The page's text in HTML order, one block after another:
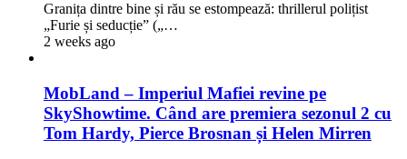
Granița dintre bine și rău se estompează: thrillerul polițist
„Furie și seducție” („…
2 weeks ago
MobLand – Imperiul Mafiei revine pe
SkyShowtime. Când are premiera sezonul 2 cu
Tom Hardy, Pierce Brosnan și Helen Mirren